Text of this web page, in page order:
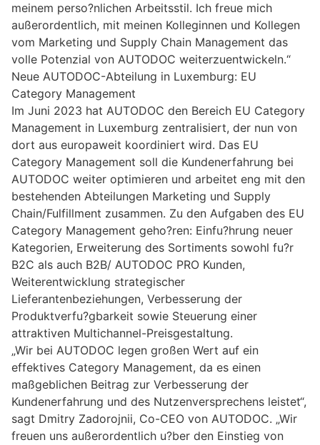
meinem perso?nlichen Arbeitsstil. Ich freue mich
außerordentlich, mit meinen Kolleginnen und Kollegen
vom Marketing und Supply Chain Management das
volle Potenzial von AUTODOC weiterzuentwickeln.“
Neue AUTODOC-Abteilung in Luxemburg: EU
Category Management
Im Juni 2023 hat AUTODOC den Bereich EU Category
Management in Luxemburg zentralisiert, der nun von
dort aus europaweit koordiniert wird. Das EU
Category Management soll die Kundenerfahrung bei
AUTODOC weiter optimieren und arbeitet eng mit den
bestehenden Abteilungen Marketing und Supply
Chain/Fulfillment zusammen. Zu den Aufgaben des EU
Category Management geho?ren: Einfu?hrung neuer
Kategorien, Erweiterung des Sortiments sowohl fu?r
B2C als auch B2B/ AUTODOC PRO Kunden,
Weiterentwicklung strategischer
Lieferantenbeziehungen, Verbesserung der
Produktverfu?gbarkeit sowie Steuerung einer
attraktiven Multichannel-Preisgestaltung.
„Wir bei AUTODOC legen großen Wert auf ein
effektives Category Management, da es einen
maßgeblichen Beitrag zur Verbesserung der
Kundenerfahrung und des Nutzenversprechens leistet“,
sagt Dmitry Zadorojnii, Co-CEO von AUTODOC. „Wir
freuen uns außerordentlich u?ber den Einstieg von